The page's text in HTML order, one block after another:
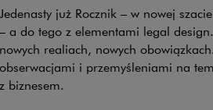
Jedenasty już Rocznik – w nowej
– a do tego z elementami legal
nowych realiach, nowych
obserwacjami i przemyśleniami na
z biznesem.